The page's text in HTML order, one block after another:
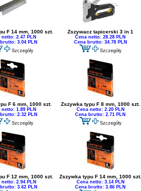
F 14 mm, 1000 szt.
netto: 2.47 PLN
3.04 PLN
Szczegóły
Zszywacz tapicerski 3 in 1
Cena netto: 28.28 PLN
Cena brutto: 34.78 PLN
Szczegóły
F 6 mm, 1000 szt.
netto: 1.89 PLN
2.32 PLN
Szczegóły
Zszywka typu F 8 mm, 1000 szt.
Cena netto: 2.20 PLN
Cena brutto: 2.71 PLN
Szczegóły
F 12 mm, 1000 szt.
netto: 2.94 PLN
3.62 PLN
Zszywka typu F 14 mm, 1000 szt.
Cena netto: 3.14 PLN
Cena brutto: 3.86 PLN